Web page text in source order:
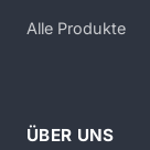
Alle Produkte
ÜBER UNS